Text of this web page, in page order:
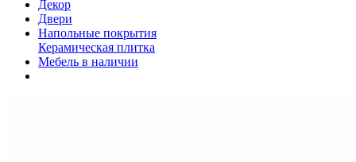
Декор
Двери
Напольные покрытия
Керамическая плитка
Мебель в наличии